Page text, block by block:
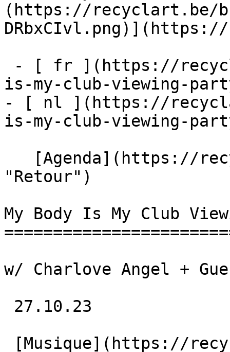
(https://recyclart.be/
is-my-club-viewing-
- [ nl ](https://
is-my-club-viewing-
"Retour")
My Body Is My Club
w/ Charlove Angel +